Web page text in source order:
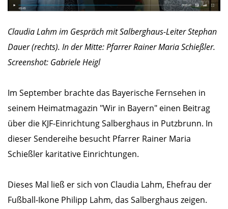
Claudia Lahm im Gespräch mit Salberghaus-Leiter Stephan
Dauer (rechts). In der Mitte: Pfarrer Rainer Maria Schießler.
Screenshot: Gabriele Heigl
Im September brachte das Bayerische Fernsehen in
seinem Heimatmagazin "Wir in Bayern" einen Beitrag
über die KJF-Einrichtung Salberghaus in Putzbrunn. In
dieser Sendereihe besucht Pfarrer Rainer Maria
Schießler karitative Einrichtungen.
Dieses Mal ließ er sich von Claudia Lahm, Ehefrau der
Fußball-Ikone Philipp Lahm, das Salberghaus zeigen.